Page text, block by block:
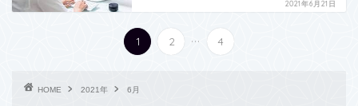
2021年6月21日
1 2 ... 4
HOME 2021年 6月